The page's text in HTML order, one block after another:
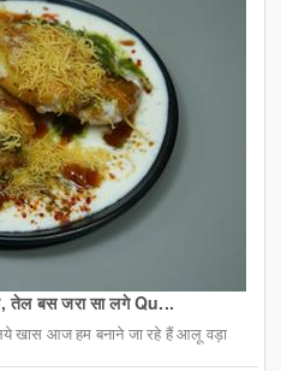
तेल बस जरा सा लगे Qu...
खास आज हम बनाने जा रहे हैं आलू वड़ा